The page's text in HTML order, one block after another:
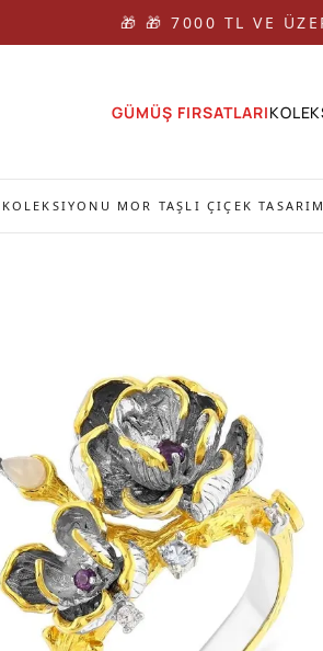
🎁 🎁 7000 TL VE
GÜMÜŞ FIRSATLARI
MOR TAŞLI ÇIÇEK